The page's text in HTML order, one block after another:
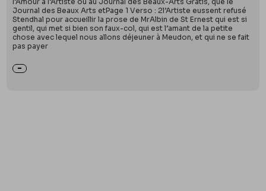
Journal des Beaux Arts etPage 1 Verso : 2l’Artiste eussent refusé
Stendhal pour accueillir la prose de MrAlbin de St Ernest qui est si
gentil, qui met si bien son faux-col, qui est l’amant de la petite
chose avec lequel nous allons déjeuner à Meudon, et qui ne se fait
pas payer